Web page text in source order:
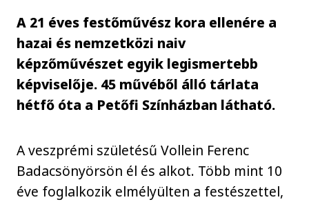
A 21 éves festőművész kora ellenére a
hazai és nemzetközi naiv
képzőművészet egyik legismertebb
képviselője. 45 művéből álló tárlata
hétfő óta a Petőfi Színházban látható.
A veszprémi születésű Vollein Ferenc
Badacsönyörsön él és alkot. Több mint 10
éve foglalkozik elmélyülten a festészettel,